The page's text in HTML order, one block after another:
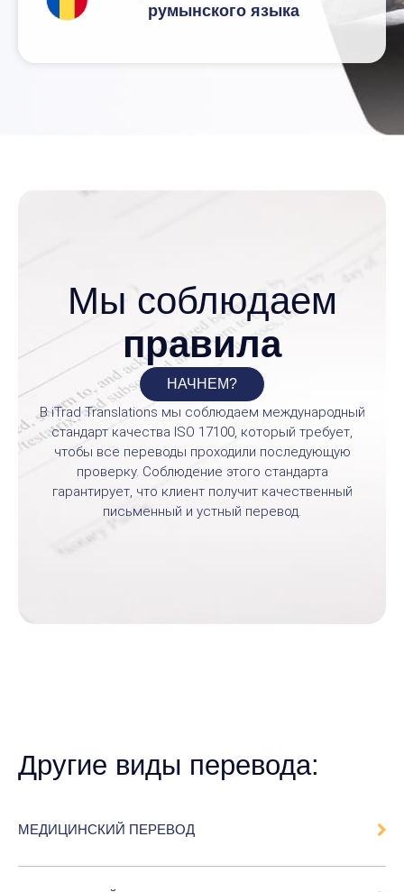
румынского языка
Мы соблюдаем
правила
НАЧНЕМ?
В iTrad Translations мы соблюдаем международный
стандарт качества ISO 17100, который требует,
чтобы все переводы проходили последующую
проверку. Соблюдение этого стандарта
гарантирует, что клиент получит качественный
письменный и устный перевод.
Другие виды перевода:
МЕДИЦИНСКИЙ ПЕРЕВОД